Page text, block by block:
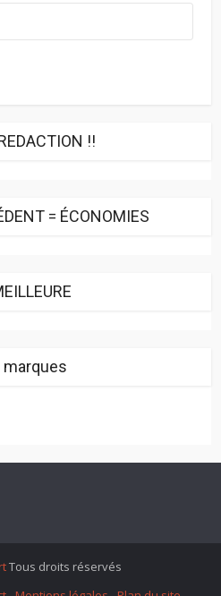
!!
= ÉCONOMIES
marques
Tous droits réservés